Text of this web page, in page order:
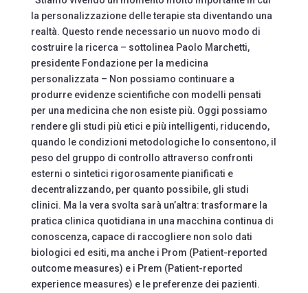
la personalizzazione delle terapie sta diventando una
realtà. Questo rende necessario un nuovo modo di
costruire la ricerca – sottolinea Paolo Marchetti,
presidente Fondazione per la medicina
personalizzata – Non possiamo continuare a
produrre evidenze scientifiche con modelli pensati
per una medicina che non esiste più. Oggi possiamo
rendere gli studi più etici e più intelligenti, riducendo,
quando le condizioni metodologiche lo consentono, il
peso del gruppo di controllo attraverso confronti
esterni o sintetici rigorosamente pianificati e
decentralizzando, per quanto possibile, gli studi
clinici. Ma la vera svolta sarà un’altra: trasformare la
pratica clinica quotidiana in una macchina continua di
conoscenza, capace di raccogliere non solo dati
biologici ed esiti, ma anche i Prom (Patient-reported
outcome measures) e i Prem (Patient-reported
experience measures) e le preferenze dei pazienti.